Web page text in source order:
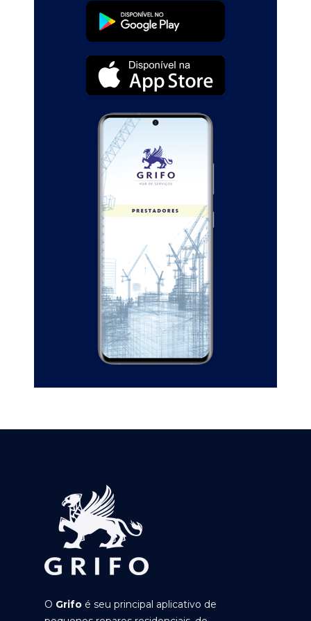
O Grifo é seu principal aplicativo de